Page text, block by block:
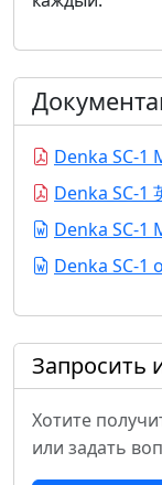
Denka SC-1
Denka SC-1
Denka SC-1
Denka SC-1
Хотите
или задать